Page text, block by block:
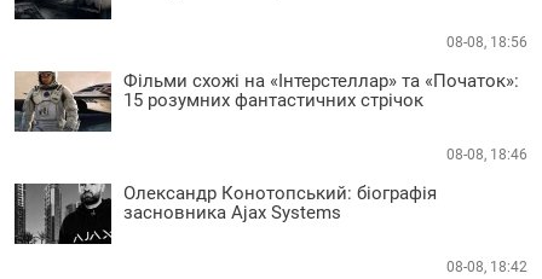
08-08, 18:56
Фільми схожі на «Інтерстеллар» та «Початок»:
15 розумних фантастичних стрічок
08-08, 18:46
Олександр Конотопський: біографія
засновника Ajax Systems
08-08, 18:42